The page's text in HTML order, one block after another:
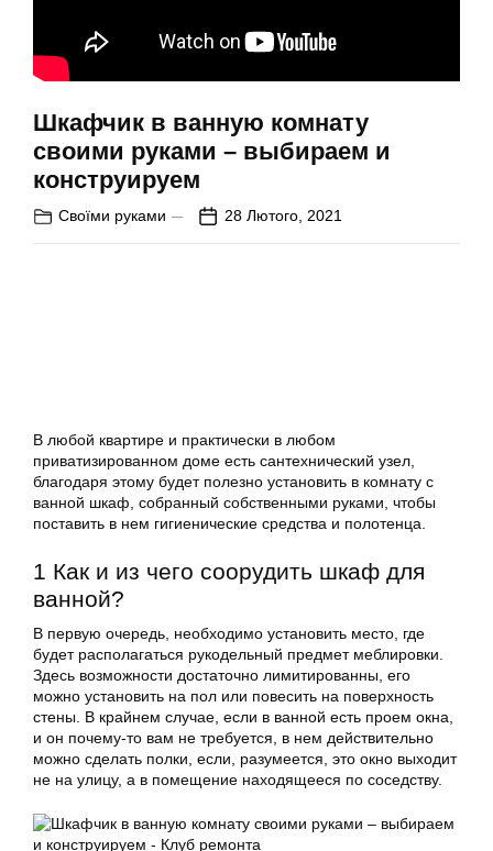
Шкафчик в ванную комнату
своими руками – выбираем и
конструируем
Своїми руками 28 Лютого, 2021
В любой квартире и практически в любом
приватизированном доме есть сантехнический узел,
благодаря этому будет полезно установить в комнату с
ванной шкаф, собранный собственными руками, чтобы
поставить в нем гигиенические средства и полотенца.
1 Как и из чего соорудить шкаф для
ванной?
В первую очередь, необходимо установить место, где
будет располагаться рукодельный предмет меблировки.
Здесь возможности достаточно лимитированны, его
можно установить на пол или повесить на поверхность
стены. В крайнем случае, если в ванной есть проем окна,
и он почему-то вам не требуется, в нем действительно
можно сделать полки, если, разумеется, это окно выходит
не на улицу, а в помещение находящееся по соседству.